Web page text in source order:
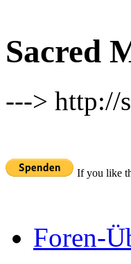
Sacred
---> http://
If you like
Foren-